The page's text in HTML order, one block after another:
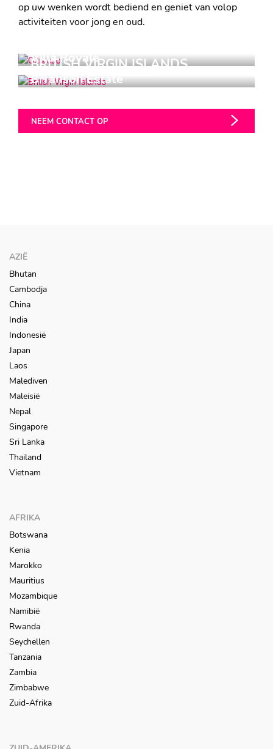
op uw wenken wordt bediend en geniet van volop
activiteiten voor jong en oud.
Villa Royale
BRITISH VIRGIN ISLANDS
Brranson Estate
NEEM CONTACT OP
AZIË
Bhutan
Cambodja
China
India
Indonesië
Japan
Laos
Malediven
Maleisië
Nepal
Singapore
Sri Lanka
Thailand
Vietnam
AFRIKA
Botswana
Kenia
Marokko
Mauritius
Mozambique
Namibië
Rwanda
Seychellen
Tanzania
Zambia
Zimbabwe
Zuid-Afrika